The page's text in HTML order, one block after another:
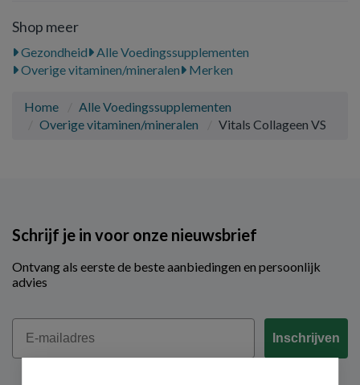
Shop meer
Gezondheid
Alle Voedingssupplementen
Overige vitaminen/mineralen
Merken
Home
Alle Voedingssupplementen
Overige vitaminen/mineralen
Vitals Collageen VS
Schrijf je in voor onze nieuwsbrief
Ontvang als eerste de beste aanbiedingen en persoonlijk
advies
Email
Inschrijven